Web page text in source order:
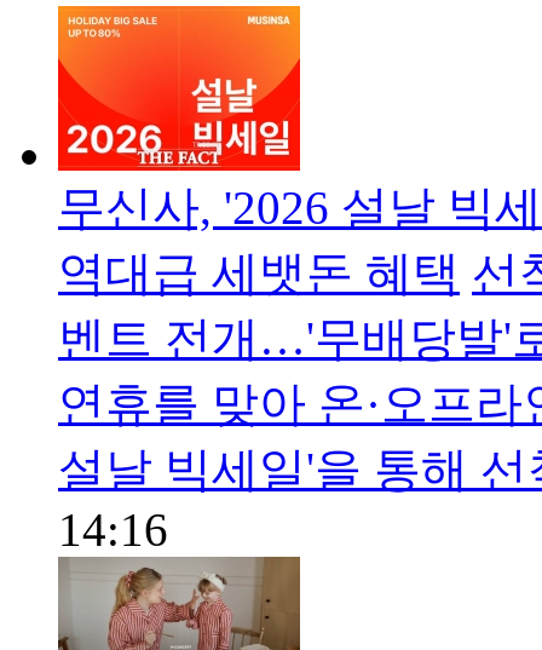
무신사, '2026 설날 빅
역대급 세뱃돈 혜택 선
벤트 전개…'무배당발'
연휴를 맞아 온·오프
설날 빅세일'을 통해
14:16